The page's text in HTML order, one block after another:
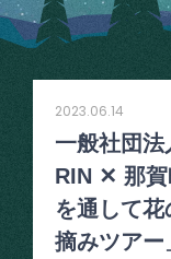
2023.06.14
一般社団
RIN ✕ 那
を通して
摘みツアー